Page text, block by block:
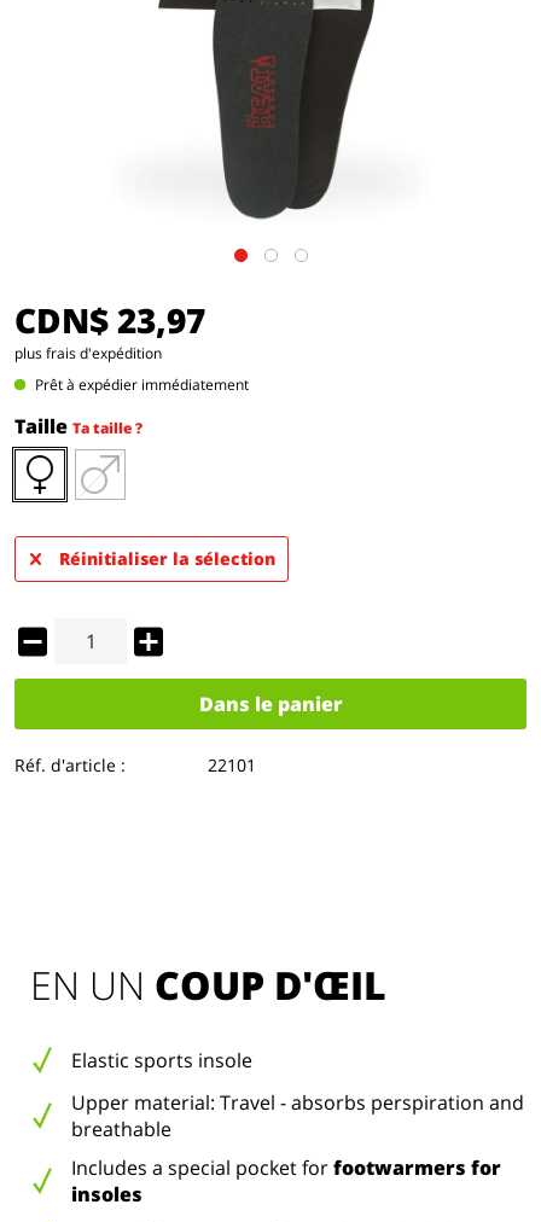
CDN$ 23,97
plus frais d'expédition
Prêt à expédier immédiatement
Taille Ta taille ?
Réinitialiser la sélection
Dans le panier
Réf. d'article : 22101
EN UN COUP D'ŒIL
Elastic sports insole
Upper material: Travel - absorbs perspiration and
breathable
Includes a special pocket forfootwarmers for
insoles